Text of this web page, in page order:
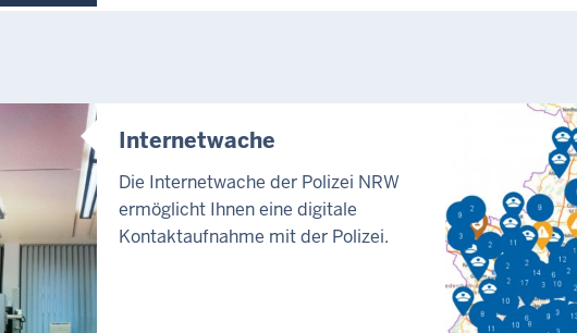
Internetwache
Die Internetwache der Polizei NRW
ermöglicht Ihnen eine digitale
Kontaktaufnahme mit der Polizei.